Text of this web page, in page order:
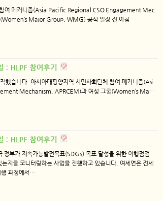
참여 메커니즘(Asia Pacific Regional CSO Engagement Mec
Major Group, WMG) 공식 일정 전 아침 …
: HLPF 참여후기
했습니다. 아시아태평양지역 시민사회단체 참여 메커니즘(Asi
Mechanism, APRCEM)과 여성 그룹(Women’s Ma…
: HLPF 참여후기
정부가 지속가능발전목표(SDGs) 목표 달성을 위한 이행점검
지를 모니터링하는 사업을 진행하고 있습니다. 여세연은 전세
행 과정에서…